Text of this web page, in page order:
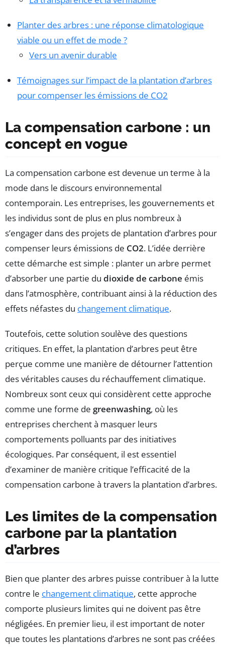
Planter des arbres : une réponse climatologique
viable ou un effet de mode ?
Vers un avenir durable
Témoignages sur l’impact de la plantation d’arbres
pour compenser les émissions de CO2
La compensation carbone : un
concept en vogue
La compensation carbone est devenue un terme à la
mode dans le discours environnemental
contemporain. Les entreprises, les gouvernements et
les individus sont de plus en plus nombreux à
s’engager dans des projets de plantation d’arbres pour
compenser leurs émissions de CO2. L’idée derrière
cette démarche est simple : planter un arbre permet
d’absorber une partie du dioxide de carbone émis
dans l’atmosphère, contribuant ainsi à la réduction des
effets néfastes du changement climatique.
Toutefois, cette solution soulève des questions
critiques. En effet, la plantation d’arbres peut être
perçue comme une manière de détourner l’attention
des véritables causes du réchauffement climatique.
Nombreux sont ceux qui considèrent cette approche
comme une forme de greenwashing, où les
entreprises cherchent à masquer leurs
comportements polluants par des initiatives
écologiques. Par conséquent, il est essentiel
d’examiner de manière critique l’efficacité de la
compensation carbone à travers la plantation d’arbres.
Les limites de la compensation
carbone par la plantation
d’arbres
Bien que planter des arbres puisse contribuer à la lutte
contre le changement climatique, cette approche
comporte plusieurs limites qui ne doivent pas être
négligées. En premier lieu, il est important de noter
que toutes les plantations d’arbres ne sont pas créées